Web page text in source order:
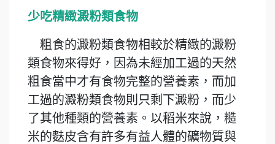
少吃精緻澱粉類食物
粗食的澱粉類食物相較於精緻的澱粉
類食物來得好，因為未經加工過的天然
粗食當中才有食物完整的營養素，而加
工過的澱粉類食物則只剩下澱粉，而少
了其他種類的營養素。以稻米來說，糙
米的麩皮含有許多有益人體的礦物質與